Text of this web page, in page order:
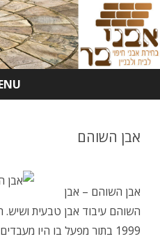
אבן השוהם
אבן השוהם – אבן
השוהם עיבוד אבן טבעית
1999 בתור מפעל בו היו